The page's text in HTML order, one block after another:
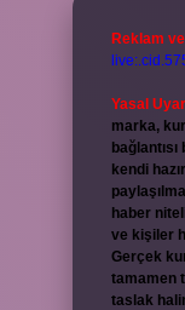
Reklam
Yasal
marka,
kendi
haber
ve kişiler
Gerçek
tamamen
taslak